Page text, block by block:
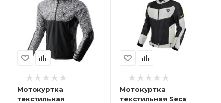
Мотокуртка
текстильная
Мотокуртка
текстильная Seca